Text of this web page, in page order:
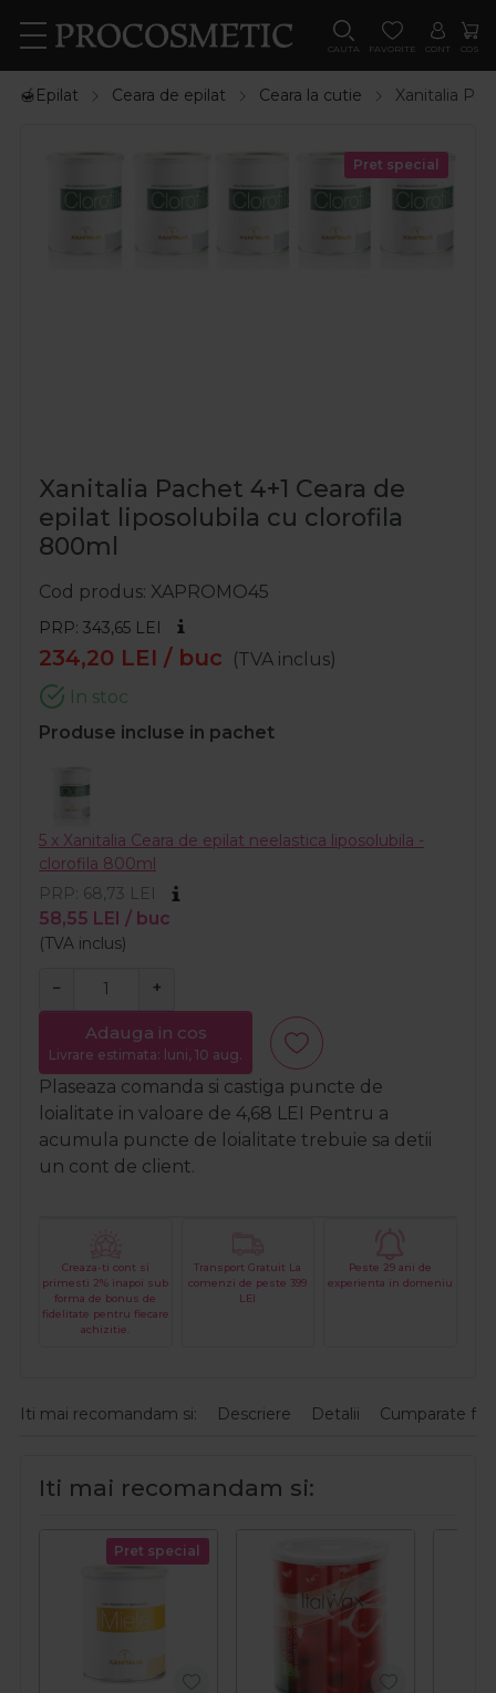
CAUTA FAVORITE CONT COS
🍯Epilat Ceara de epilat Ceara la cutie Xanitalia
Pret special
Xanitalia Pachet 4+1 Ceara de
epilat liposolubila cu clorofila
800ml
Cod produs XAPROMO45
PRP: 343,65 LEI
234,20 LEI / buc
(TVA inclus)
In stoc
Produse incluse in pachet
5 x Xanitalia Ceara de epilat neelastica liposolubila -
clorofila 800ml
PRP: 68,73 LEI
58,55 LEI / buc
(TVA inclus)
− +
Adauga in cos
Livrare estimata: luni, 10 aug.
Plaseaza comanda si castiga puncte de
loialitate in valoare de 4,68 LEI
Pentru a
acumula puncte de loialitate trebuie sa detii
un cont de client.
Creaza-ti cont si
primesti 2% inapoi sub
forma de bonus de
fidelitate pentru fiecare
achizitie.
Transport Gratuit La
comenzi de peste 399
LEI
Peste 29 ani de
experienta in domeniu
Iti mai recomandam si: Descriere Detalii Cumparate
Iti mai recomandam si:
Pret special